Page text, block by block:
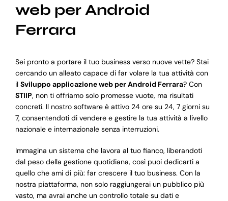
web per Android
Ferrara
Sei pronto a portare il tuo business verso nuove vette? Stai
cercando un alleato capace di far volare la tua attività con
il Sviluppo applicazione web per Android Ferrara? Con
STIIP, non ti offriamo solo promesse vuote, ma risultati
concreti. Il nostro software è attivo 24 ore su 24, 7 giorni su
7, consentendoti di vendere e gestire la tua attività a livello
nazionale e internazionale senza interruzioni.
Immagina un sistema che lavora al tuo fianco, liberandoti
dal peso della gestione quotidiana, così puoi dedicarti a
quello che ami di più: far crescere il tuo business. Con la
nostra piattaforma, non solo raggiungerai un pubblico più
vasto, ma avrai anche un controllo totale su dati e